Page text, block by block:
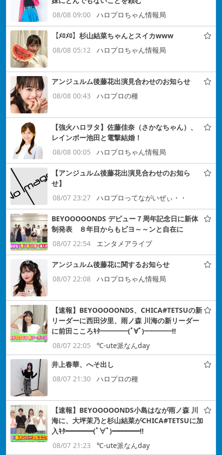
08/08 09:00
ハロプロちゃん情報局
【ﾒﾛﾒﾛ】杉山結菜ちゃんとスイカwww
08/08 05:12
ハロプロちゃん情報局
アンジュルム後藤花出演見合わせのお知らせ
08/08 00:43
ハロプロの種
【強火ハロヲタ】佐藤佳奈（さかなちゃん）、
レインボー池田と電撃結婚！
08/08 00:05
ハロプロちゃん情報局
【アンジュルム後藤花出演見合わせのお知ら
せ】
08/07 23:27
ハロプロってながいぜぃ・・
BEYOOOOONDS デビュー７周年記念日に新体
制発表 ８年目からもビヨ～～ンと自在に
08/07 22:54
エンタメアライブ
アンジュルム後藤花に関するお知らせ
08/07 22:08
ハロプロちゃん情報局
【速報】BEYOOOOONDS、CHICA#TETSUの新
リーダーに西田汐里、雨ノ森 川海の新リーダー
に前田こころｷﾀ━━━━(ﾟ∀ﾟ)━━━━!!
08/07 22:05
℃-ute派なんday
井上春華、へそ出し
08/07 21:30
ハロプロの種
【速報】BEYOOOOONDS小島はなが雨ノ森 川
海に、大坪茉乃と杉山結菜がCHICA#TETSUに加
入ｷﾀ━━━━(ﾟ∀ﾟ)━━━━!!
08/07 21:23
℃-ute派なんday